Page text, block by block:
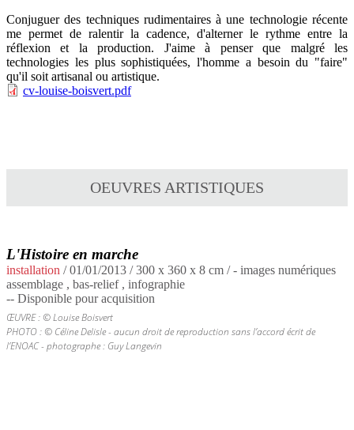
Conjuguer des techniques rudimentaires à une technologie récente
me permet de ralentir la cadence, d'alterner le rythme entre la
réflexion et la production. J'aime à penser que malgré les
technologies les plus sophistiquées, l'homme a besoin du "faire"
qu'il soit artisanal ou artistique.
cv-louise-boisvert.pdf
OEUVRES ARTISTIQUES
L'Histoire en marche
installation /01/01/2013 / 300 x 360 x 8 cm / - images numériques
assemblage , bas-relief , infographie
-- Disponible pour acquisition
ŒUVRE : © Louise Boisvert
PHOTO : © Céline Delisle - aucun droit de reproduction sans l’accord écrit de
l’ENOAC - photographe : Guy Langevin